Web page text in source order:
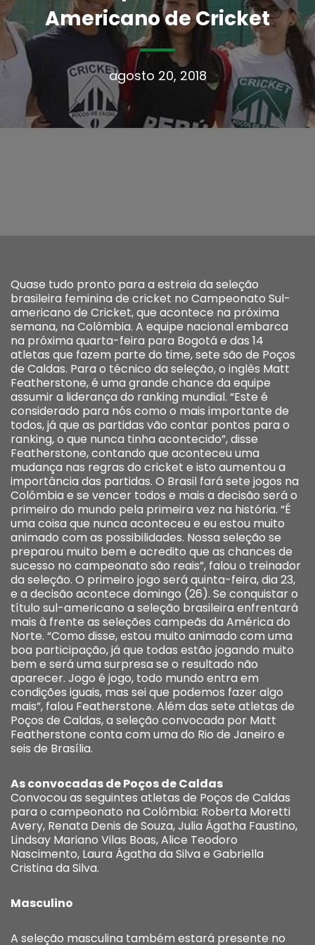
Americano de Cricket
agosto 20, 2018
Quase tudo pronto para a estreia da seleção
brasileira feminina de cricket no Campeonato Sul-
americano de Cricket, que acontece na próxima
semana, na Colômbia. A equipe nacional embarca
na próxima quarta-feira para Bogotá e das 14
atletas que fazem parte do time, sete são de Poços
de Caldas. Para o técnico da seleção, o inglês Matt
Featherstone, é uma grande chance da equipe
assumir a liderança do ranking mundial. “Este é
considerado para nós como o mais importante de
todos, já que as partidas vão contar pontos para o
ranking, o que nunca tinha acontecido”, disse
Featherstone, contando que aconteceu uma
mudança nas regras do cricket e isto aumentou a
importância das partidas. O Brasil fará sete jogos na
Colômbia e se vencer todos e mais a decisão será o
primeiro do mundo pela primeira vez na história. “É
uma coisa que nunca aconteceu e eu estou muito
animado com as possibilidades. Nossa seleção se
preparou muito bem e acredito que as chances de
sucesso no campeonato são reais”, falou o treinador
da seleção. O primeiro jogo será quinta-feira, dia 23,
e a decisão acontece domingo (26). Se conquistar o
título sul-americano a seleção brasileira enfrentará
mais à frente as seleções campeãs da América do
Norte. “Como disse, estou muito animado com uma
boa participação, já que todas estão jogando muito
bem e será uma surpresa se o resultado não
aparecer. Jogo é jogo, todo mundo entra em
condições iguais, mas sei que podemos fazer algo
mais”, falou Featherstone. Além das sete atletas de
Poços de Caldas, a seleção convocada por Matt
Featherstone conta com uma do Rio de Janeiro e
seis de Brasília.
As convocadas de Poços de Caldas
Convocou as seguintes atletas de Poços de Caldas
para o campeonato na Colômbia: Roberta Moretti
Avery, Renata Denis de Souza, Julia Ágatha Faustino,
Lindsay Mariano Vilas Boas, Alice Teodoro
Nascimento, Laura Ágatha da Silva e Gabriella
Cristina da Silva.
Masculino
A seleção masculina também estará presente no